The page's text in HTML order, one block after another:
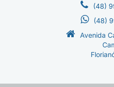
(48)
(48)
Avenida